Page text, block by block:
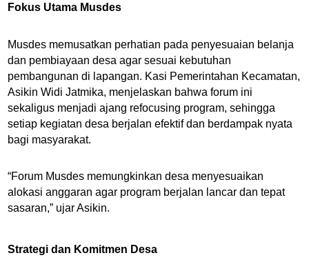
Fokus Utama Musdes
Musdes memusatkan perhatian pada penyesuaian belanja
dan pembiayaan desa agar sesuai kebutuhan
pembangunan di lapangan. Kasi Pemerintahan Kecamatan,
Asikin Widi Jatmika, menjelaskan bahwa forum ini
sekaligus menjadi ajang refocusing program, sehingga
setiap kegiatan desa berjalan efektif dan berdampak nyata
bagi masyarakat.
“Forum Musdes memungkinkan desa menyesuaikan
alokasi anggaran agar program berjalan lancar dan tepat
sasaran,” ujar Asikin.
Strategi dan Komitmen Desa